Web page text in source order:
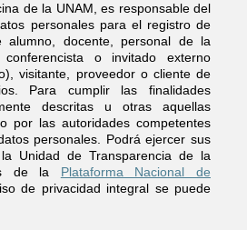
de la UNAM, es responsable del
personales para el registro de
alumno, docente, personal de la
conferencista o invitado externo
visitante, proveedor o cliente de
Para cumplir las finalidades
descritas u otras aquellas
por las autoridades competentes
personales. Podrá ejercer sus
Unidad de Transparencia de la
de la Plataforma Nacional de
de privacidad integral se puede